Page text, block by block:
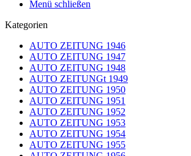
Menü schließen
Kategorien
AUTO ZEITUNG 1946
AUTO ZEITUNG 1947
AUTO ZEITUNG 1948
AUTO ZEITUNGt 1949
AUTO ZEITUNG 1950
AUTO ZEITUNG 1951
AUTO ZEITUNG 1952
AUTO ZEITUNG 1953
AUTO ZEITUNG 1954
AUTO ZEITUNG 1955